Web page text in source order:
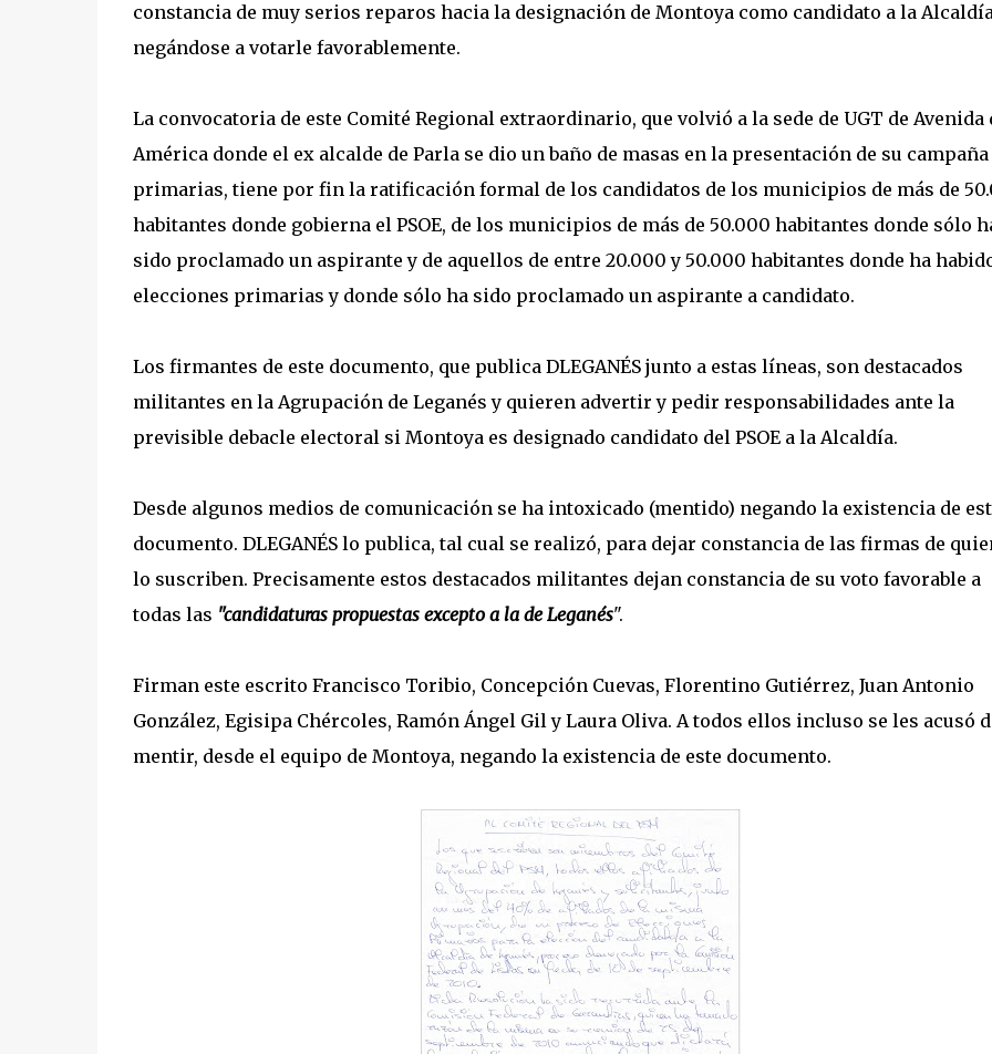
constancia de muy serios reparos hacia la designación de Montoya como candidato a la
negándose a votarle favorablemente.
La convocatoria de este Comité Regional extraordinario, que volvió a la sede de UGT de Avenida
América donde el ex alcalde de Parla se dio un baño de masas en la presentación de su campaña
primarias, tiene por fin la ratificación formal de los candidatos de los municipios de más de
habitantes donde gobierna el PSOE, de los municipios de más de 50.000 habitantes donde sólo
sido proclamado un aspirante y de aquellos de entre 20.000 y 50.000 habitantes donde ha
elecciones primarias y donde sólo ha sido proclamado un aspirante a candidato.
Los firmantes de este documento, que publica DLEGANÉS junto a estas líneas, son destacados
militantes en la Agrupación de Leganés y quieren advertir y pedir responsabilidades ante la
previsible debacle electoral si Montoya es designado candidato del PSOE a la Alcaldía.
Desde algunos medios de comunicación se ha intoxicado (mentido) negando la existencia de
documento. DLEGANÉS lo publica, tal cual se realizó, para dejar constancia de las firmas de
lo suscriben. Precisamente estos destacados militantes dejan constancia de su voto favorable a
todas las "candidaturas propuestas excepto a la de Leganés".
Firman este escrito Francisco Toribio, Concepción Cuevas, Florentino Gutiérrez, Juan Antonio
González, Egisipa Chércoles, Ramón Ángel Gil y Laura Oliva. A todos ellos incluso se les acusó
mentir, desde el equipo de Montoya, negando la existencia de este documento.